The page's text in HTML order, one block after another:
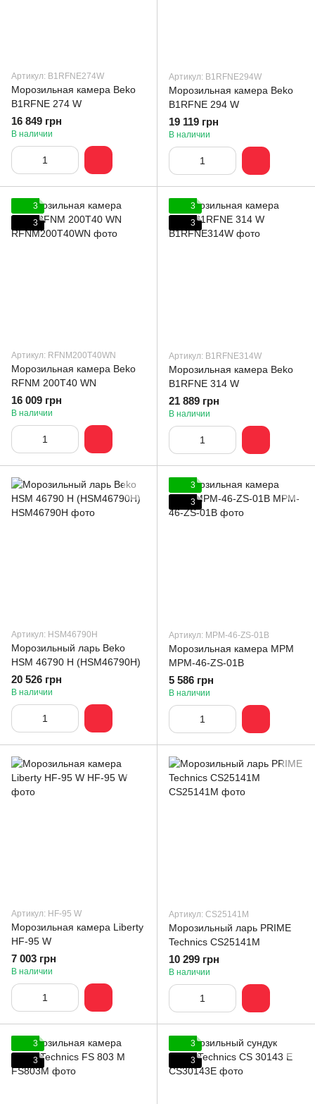
Артикул: B1RFNE274W
Морозильная камера Beko
B1RFNE 274 W
16 849 грн
В наличии
Артикул: B1RFNE294W
Морозильная камера Beko
B1RFNE 294 W
19 119 грн
В наличии
3
3
Артикул: RFNM200T40WN
Морозильная камера Beko
RFNM 200T40 WN
16 009 грн
В наличии
3
3
Артикул: B1RFNE314W
Морозильная камера Beko
B1RFNE 314 W
21 889 грн
В наличии
Артикул: HSM46790H
Морозильный ларь Beko
HSM 46790 H (HSM46790H)
20 526 грн
В наличии
3
3
Артикул: MPM-46-ZS-01B
Морозильная камера MPM
MPM-46-ZS-01B
5 586 грн
В наличии
Артикул: HF-95 W
Морозильная камера Liberty
HF-95 W
7 003 грн
В наличии
Артикул: CS25141M
Морозильный ларь PRIME
Technics CS25141M
10 299 грн
В наличии
3
3
3
3